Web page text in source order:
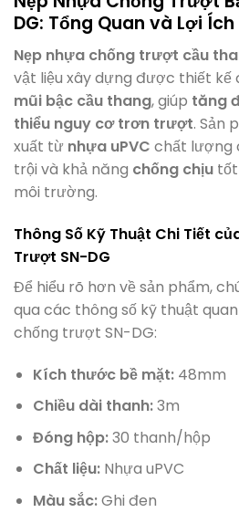
DG: Tổng Quan và Lợi
Nẹp nhựa chống trượt cầu
vật liệu xây dựng được thiết kế
mũi bậc cầu thang, giúp tăng
thiểu nguy cơ trơn trượt. Sản
xuất từ nhựa uPVC chất lượng
trội và khả năng chống chịu
môi trường.
Thông Số Kỹ Thuật Chi Tiết
Trượt SN-DG
Để hiểu rõ hơn về sản phẩm,
qua các thông số kỹ thuật
chống trượt SN-DG:
Kích thước bề mặt:48mm
Chiều dài thanh:3m
Đóng hộp:30 thanh/hộp
Chất liệu:Nhựa uPVC
Màu sắc:Ghi đen